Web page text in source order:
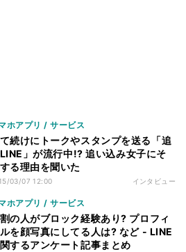
ホアプリ / サービス
続けにトークやスタンプを送る「追
」が流行中!? 追い込み女子にそ
る理由を聞いた
03/07 12:00 インタビュー
ホアプリ / サービス
の人がブロック経験あり? プロフィ
を顔写真にしてる人は? など - LINE
するアンケート記事まとめ